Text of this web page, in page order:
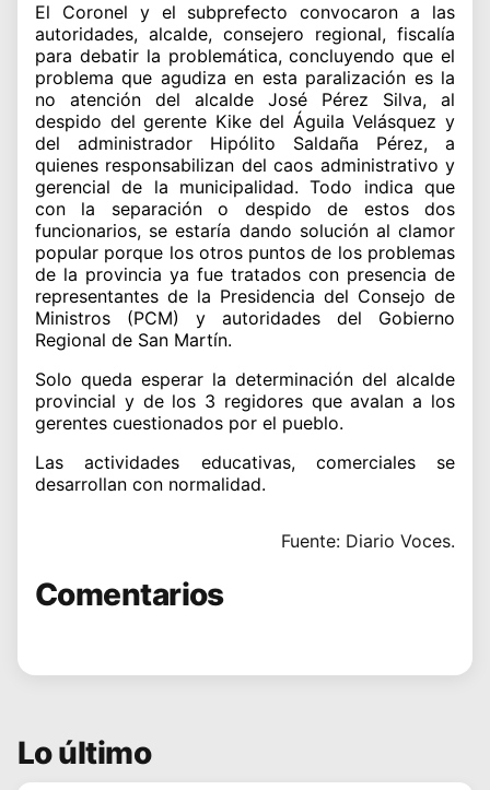
El Coronel y el subprefecto convocaron a las
autoridades, alcalde, consejero regional, fiscalía
para debatir la problemática, concluyendo que el
problema que agudiza en esta paralización es la
no atención del alcalde José Pérez Silva, al
despido del gerente Kike del Águila Velásquez y
del administrador Hipólito Saldaña Pérez, a
quienes responsabilizan del caos administrativo y
gerencial de la municipalidad. Todo indica que
con la separación o despido de estos dos
funcionarios, se estaría dando solución al clamor
popular porque los otros puntos de los problemas
de la provincia ya fue tratados con presencia de
representantes de la Presidencia del Consejo de
Ministros (PCM) y autoridades del Gobierno
Regional de San Martín.
Solo queda esperar la determinación del alcalde
provincial y de los 3 regidores que avalan a los
gerentes cuestionados por el pueblo.
Las actividades educativas, comerciales se
desarrollan con normalidad.
Fuente: Diario Voces.
Comentarios
Lo último